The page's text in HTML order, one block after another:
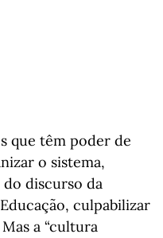
que têm poder de
o sistema,
discurso da
culpabilizar
a “cultura